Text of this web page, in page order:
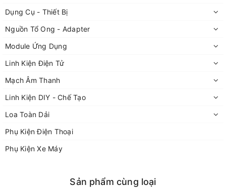
Đèn led pháo hoa RGB 220v
Dụng Cụ - Thiết Bị
Nguồn Tổ Ong - Adapter
Module Ứng Dụng
Linh Kiện Điện Tử
Mạch Âm Thanh
Linh Kiện DIY - Chế Tạo
Loa Toàn Dải
Phụ Kiện Điện Thoại
Phụ Kiện Xe Máy
Sản phẩm cùng loại